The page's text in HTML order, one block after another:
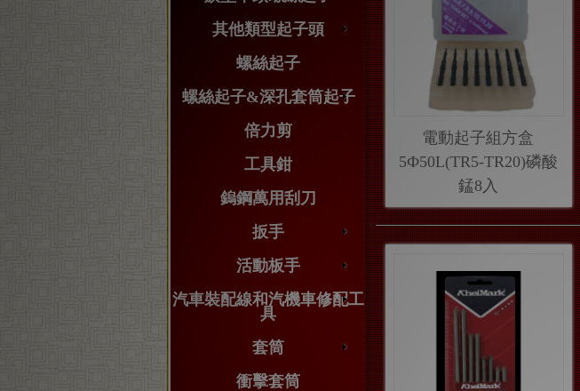
其他類型起子頭
螺絲起子
螺絲起子&深孔套筒起子
倍力剪
工具鉗
鎢鋼萬用刮刀
扳手
活動板手
汽車裝配線和汽機車修配工
具
套筒
衝擊套筒
電動起子組方盒
5Ф50L(TR5-TR20)磷酸
錳8入